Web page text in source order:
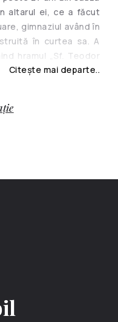
altarul ei, ce a făcut
gimnaziul având în
în curtea sa. A
hramul „Sf. Teodor
Maria”. Pe vremea
Republicii Moldova,
Citește mai departe..